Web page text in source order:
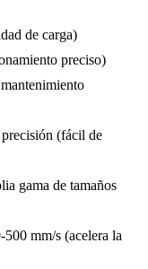
de carga)
preciso)
(fácil de
gama de tamaños
mm/s (acelera la